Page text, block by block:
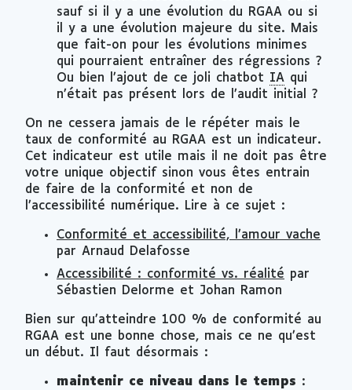
sauf si il y a une évolution du RGAA ou si
il y a une évolution majeure du site. Mais
que fait-on pour les évolutions minimes
qui pourraient entraîner des régressions ?
Ou bien l’ajout de ce joli chatbot IA qui
n’était pas présent lors de l’audit initial ?
On ne cessera jamais de le répéter mais le
taux de conformité au RGAA est un indicateur.
Cet indicateur est utile mais il ne doit pas être
votre unique objectif sinon vous êtes entrain
de faire de la conformité et non de
l’accessibilité numérique. Lire à ce sujet :
Conformité et accessibilité, l’amour vache
par Arnaud Delafosse
Accessibilité : conformité vs. réalité par
Sébastien Delorme et Johan Ramon
Bien sur qu’atteindre 100 % de conformité au
RGAA est une bonne chose, mais ce ne qu’est
un début. Il faut désormais :
maintenir ce niveau dans le temps :